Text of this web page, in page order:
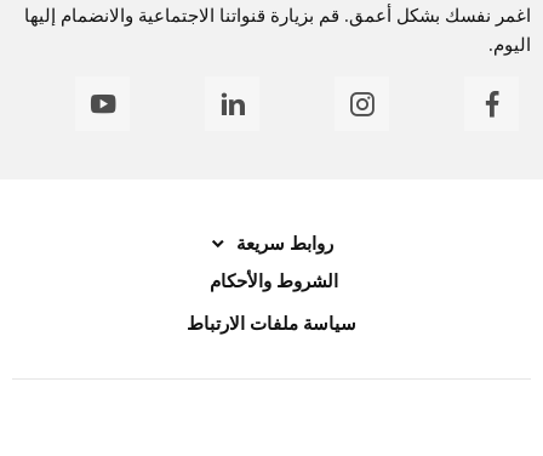
اغمر نفسك بشكل أعمق. قم بزيارة قنواتنا الاجتماعية والانضمام إليها
اليوم.
روابط سريعة
الشروط والأحكام
سياسة ملفات الارتباط